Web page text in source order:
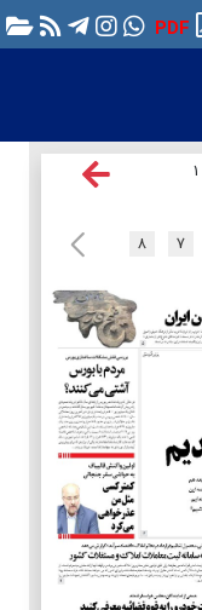
PDF
۷ ۸